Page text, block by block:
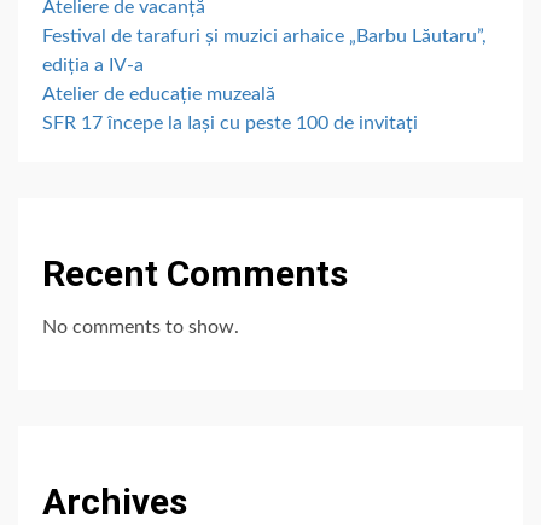
Ateliere de vacanță
Festival de tarafuri și muzici arhaice „Barbu Lăutaru”,
ediția a IV-a
Atelier de educație muzeală
SFR 17 începe la Iași cu peste 100 de invitați
Recent Comments
No comments to show.
Archives